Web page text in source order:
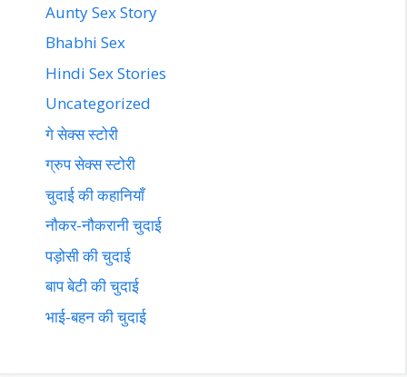
Aunty Sex Story
Bhabhi Sex
Hindi Sex Stories
Uncategorized
गे सेक्स स्टोरी
ग्रुप सेक्स स्टोरी
चुदाई की कहानियाँ
नौकर-नौकरानी चुदाई
पड़ोसी की चुदाई
बाप बेटी की चुदाई
भाई-बहन की चुदाई